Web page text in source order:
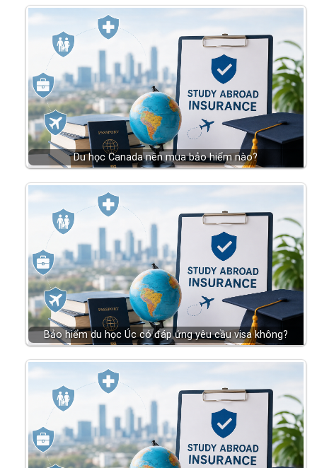
Du học Canada nên mua bảo hiểm nào?
Bảo hiểm du học Úc có đáp ứng yêu cầu visa không?